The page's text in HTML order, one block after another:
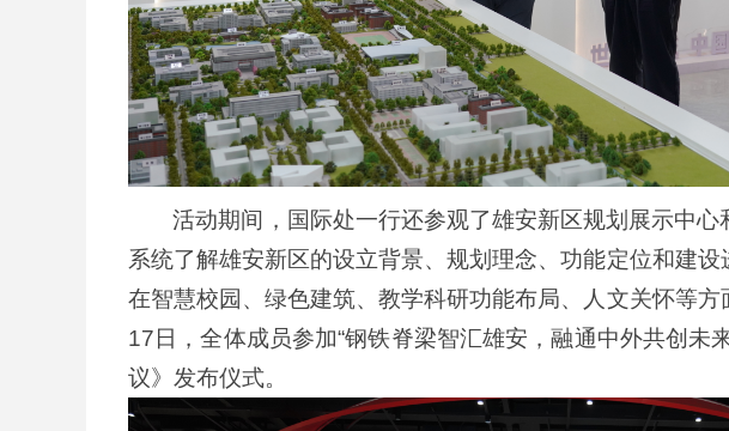
活动期间，国际处一行还参观了雄安新区规划展示中心
系统了解雄安新区的设立背景、规划理念、功能定位和建
在智慧校园、绿色建筑、教学科研功能布局、人文关怀等方
17日，全体成员参加“钢铁脊梁智汇雄安，融通中外共创未
议》发布仪式。